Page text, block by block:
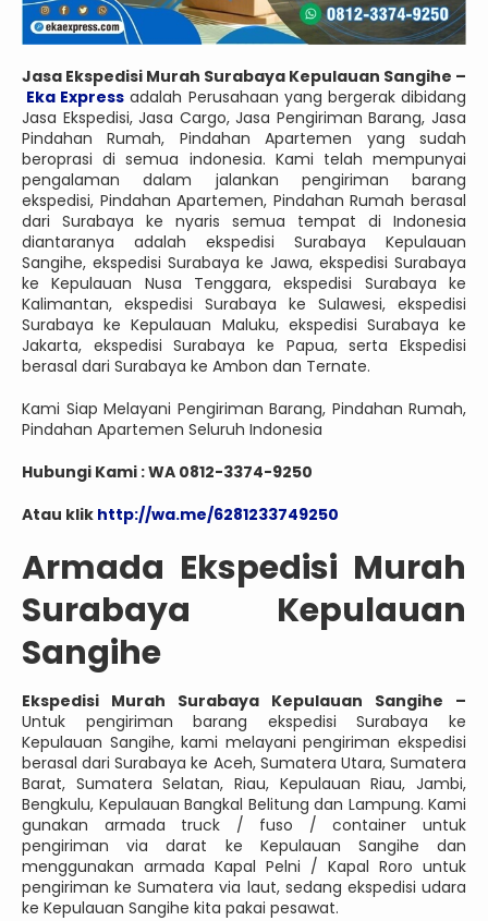
Jasa Ekspedisi Murah Surabaya Kepulauan Sangihe –
Eka Express adalah Perusahaan yang bergerak dibidang
Jasa Ekspedisi, Jasa Cargo, Jasa Pengiriman Barang, Jasa
Pindahan Rumah, Pindahan Apartemen yang sudah
beroprasi di semua indonesia. Kami telah mempunyai
pengalaman dalam jalankan pengiriman barang
ekspedisi, Pindahan Apartemen, Pindahan Rumah berasal
dari Surabaya ke nyaris semua tempat di Indonesia
diantaranya adalah ekspedisi Surabaya Kepulauan
Sangihe, ekspedisi Surabaya ke Jawa, ekspedisi Surabaya
ke Kepulauan Nusa Tenggara, ekspedisi Surabaya ke
Kalimantan, ekspedisi Surabaya ke Sulawesi, ekspedisi
Surabaya ke Kepulauan Maluku, ekspedisi Surabaya ke
Jakarta, ekspedisi Surabaya ke Papua, serta Ekspedisi
berasal dari Surabaya ke Ambon dan Ternate.
Kami Siap Melayani Pengiriman Barang, Pindahan Rumah,
Pindahan Apartemen Seluruh Indonesia
Hubungi Kami : WA 0812-3374-9250
Atau klik http://wa.me/6281233749250
Armada Ekspedisi Murah
Surabaya Kepulauan
Sangihe
Ekspedisi Murah Surabaya Kepulauan Sangihe –
Untuk pengiriman barang ekspedisi Surabaya ke
Kepulauan Sangihe, kami melayani pengiriman ekspedisi
berasal dari Surabaya ke Aceh, Sumatera Utara, Sumatera
Barat, Sumatera Selatan, Riau, Kepulauan Riau, Jambi,
Bengkulu, Kepulauan Bangkal Belitung dan Lampung. Kami
gunakan armada truck / fuso / container untuk
pengiriman via darat ke Kepulauan Sangihe dan
menggunakan armada Kapal Pelni / Kapal Roro untuk
pengiriman ke Sumatera via laut, sedang ekspedisi udara
ke Kepulauan Sangihe kita pakai pesawat.